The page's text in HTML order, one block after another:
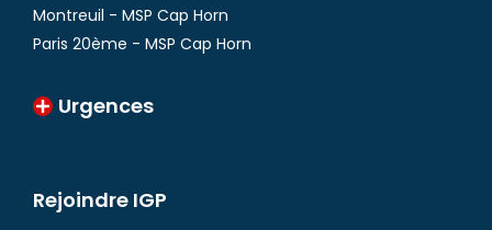
Montreuil - MSP Cap Horn
Paris 20ème - MSP Cap Horn
Urgences
Rejoindre IGP